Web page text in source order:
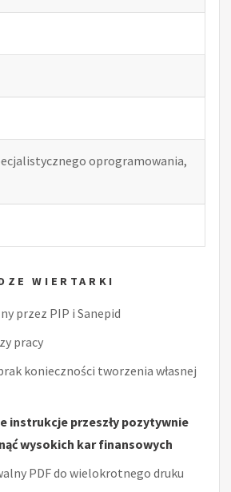
oprogramowania,
WIERTARKI
przez PIP i Sanepid
pracy
konieczności tworzenia własnej
instrukcje przeszły pozytywnie
wysokich kar finansowych
PDF do wielokrotnego druku